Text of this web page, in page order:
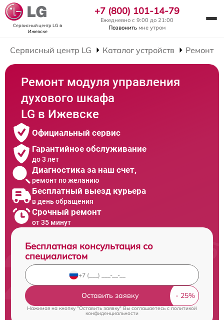
Сервисный центр LG в
Ижевске
+7 (800) 101-14-79
Ежедневно с 9:00 до 21:00
Позвонить мне утром
Сервисный центр LG Каталог устройств Ремонт
Ремонт модуля управления
духового шкафа
LG в Ижевске
Официальный сервис
Гарантийное обслуживание
до 3 лет
Диагностика за наш счет,
ремонт по желанию
Бесплатный выезд курьера
в день обращения
Срочный ремонт
от 35 минут
Бесплатная консультация со
специалистом
Оставить заявку
Нажимая на кнопку "Оставить заявку" Вы соглашаетесь cполитикой
конфиденциальности